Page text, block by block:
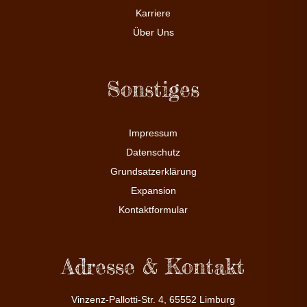
Karriere
Über Uns
Sonstiges
Impressum
Datenschutz
Grundsatzerklärung
Expansion
Kontaktformular
Adresse & Kontakt
Vinzenz-Pallotti-Str. 4, 65552 Limburg